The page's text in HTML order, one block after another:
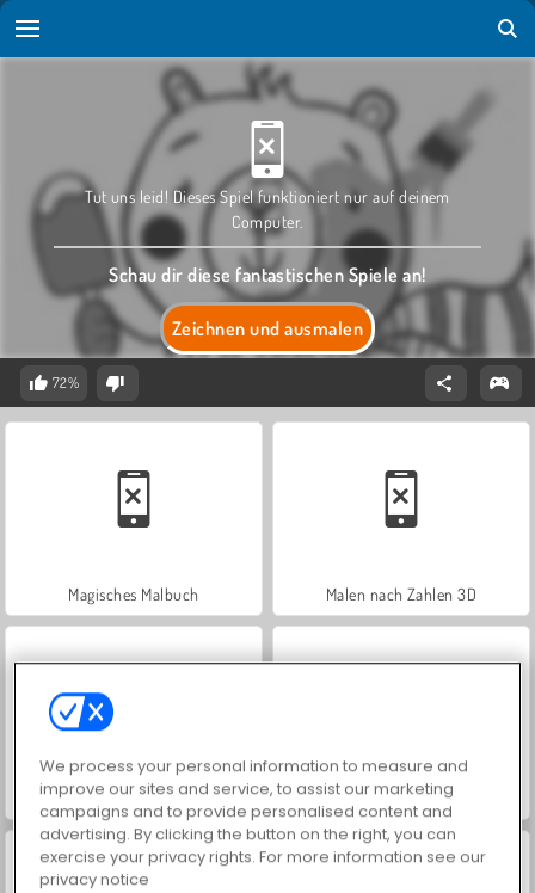
Zeichnen und ausmalen
Tut uns leid! Dieses Spiel funktioniert nur auf deinem
Computer.
Schau dir diese fantastischen Spiele an!
72%
Magisches Malbuch Malen nach Zahlen 3D
Schulbeginn: Süße Bären ausmalen Bird Coloring
We process your personal information to measure and
improve our sites and service, to assist our marketing
campaigns and to provide personalised content and
advertising. By clicking the button on the right, you can
exercise your privacy rights. For more information see our
privacy notice